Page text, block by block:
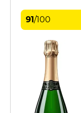
91/100